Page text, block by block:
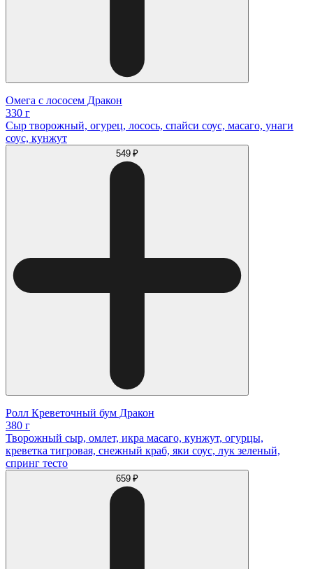
Омега с лососем Дракон
330 г
Сыр творожный, огурец, лосось, спайси соус, масаго, унаги
соус, кунжут
549 ₽
Ролл Креветочный бум Дракон
380 г
Творожный сыр, омлет, икра масаго, кунжут, огурцы,
креветка тигровая, снежный краб, яки соус, лук зеленый,
спринг тесто
659 ₽